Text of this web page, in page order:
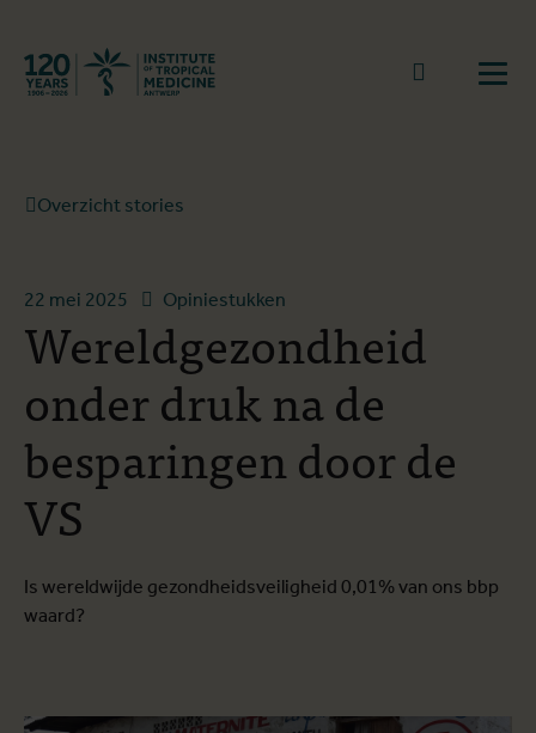
Terug naar start
Naar
Overzicht stories
22 mei 2025 Opiniestukken
Wereldgezondheid
onder druk na de
besparingen door de
VS
Is wereldwijde gezondheidsveiligheid 0,01% van ons bbp
waard?